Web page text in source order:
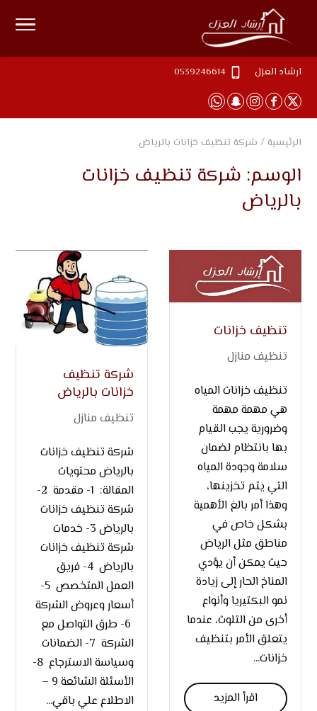
ارشاد العزل 0539246614
الرئيسية / شركة تنظيف خزانات بالرياض
الوسم: شركة تنظيف خزانات
بالرياض
تنظيف خزانات
تنظيف منازل
تنظيف خزانات المياه
هي مهمة مهمة
وضرورية يجب القيام
بها بانتظام لضمان
سلامة وجودة المياه
التي يتم تخزينها،
وهذا أمر بالغ الأهمية
بشكل خاص في
مناطق مثل الرياض
حيث يمكن أن يؤدي
المناخ الحار إلى زيادة
نمو البكتيريا وأنواع
أخرى من التلوث، عندما
يتعلق الأمر بتنظيف
خزانات...
اقرأ المزيد
شركة تنظيف
خزانات بالرياض
تنظيف منازل
شركة تنظيف خزانات
بالرياض محتويات
المقالة: 1- مقدمة 2-
شركة تنظيف خزانات
بالرياض 3- خدمات
شركة تنظيف خزانات
بالرياض 4- فريق
العمل المتخصص 5-
أسعار وعروض الشركة
6- طرق التواصل مع
الشركة 7- الضمانات
وسياسة الاسترجاع 8-
الأسئلة الشائعة 9 –
الاطلاع علي باقي...